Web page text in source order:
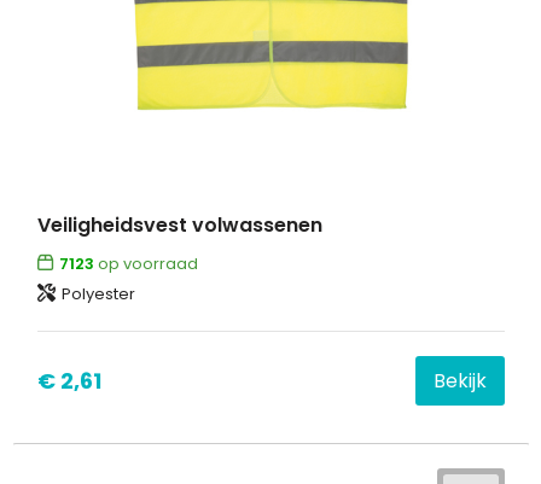
Veiligheidsvest volwassenen
7123 op voorraad
Polyester
€ 2,61 Bekijk